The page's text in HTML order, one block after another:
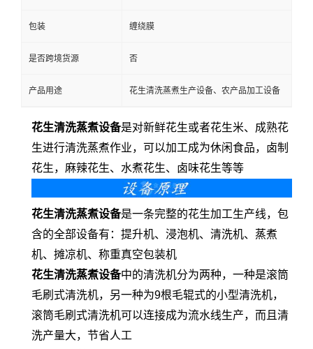
包装 缠绕膜
是否跨境货源 否
产品用途 花生清洗蒸煮生产设备、农产品加工设备
花生清洗蒸煮设备是对新鲜花生或者花生米、成熟花
生进行清洗蒸煮作业，可以加工成为休闲食品，卤制
花生，麻辣花生、水煮花生、卤味花生等等
花生清洗蒸煮设备是一条完整的花生加工生产线，包
含的全部设备有：提升机、浸泡机、清洗机、蒸煮
机、摊凉机、称重真空包装机
花生清洗蒸煮设备中的清洗机分为两种，一种是滚筒
毛刷式清洗机，另一种为9根毛辊式的小型清洗机，
滚筒毛刷式清洗机可以连接成为流水线生产，而且清
洗产量大，节省人工